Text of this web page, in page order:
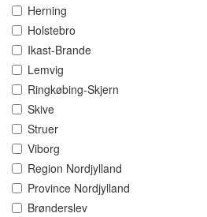
Herning
Holstebro
Ikast-Brande
Lemvig
Ringkøbing-Skjern
Skive
Struer
Viborg
Region Nordjylland
Province Nordjylland
Brønderslev